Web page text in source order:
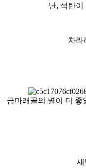
난, 석탄이
차라
금마래골의 별이 더 좋
새